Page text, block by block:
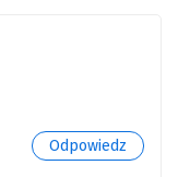
Dereru Tonari
Odpowiedz